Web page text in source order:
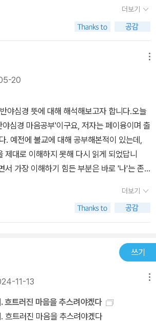
은 이 오온의 집합이기에 항상 변한다고 생
은 하나도 없고 오히려 오온들이 다 모이게 되
요.공(空)은 반야심경에서도 중요한 개념이
도 매우 중요한 개념이랍니다. 오온(五蘊)1.
서의 사람의 육신 전체2. 수온(受) - 감각을
락과 같은 감정의 감수작용3. 상온(想) - 느끼
는 표상이나 개념과 같은 취상작용4. 행온(行)
인 의지작용5. 식온(識) - 인식, 판단의 주관
널리 알려진 문구이자 반야심경에서 가장
, 공즉시색(色卽是空, 空卽是色)'을 볼 수 있
보이는 것이 존재하지 않는다는 의미가 아닌,
름 속에 변화되기에 존재에 미혹되지 말라는
고 벗어날 수 있다는 의미를 내포하고 있다고
나오는 '아제아제 바라아제 바라승아제 모지
같이 여겨졌는데 책에서도 진언, 주문이라고
불교에서의 주문은 부처와 부처만이 알 수
번역하면 알 듯 모를 듯한 의미밖에는 되지
알아보니 이 말은 산스끄리뜨어로 표기된 문
저도 조만간 페이융의 다른 불경 해석 책들도
스팅은 출판사로부터 도서를 제공받아직접
다.-
아니라 ‘평상심이 곧 도[平常心是道]’라는
이다. 호숫가 풍경을 감상하는
라.자아를 내세우지 않고 자신이 경험하는 모
떨어지고, 해가 떴다가 지고, 바람이 불고, 기러
사에서 책을 제공받아 쓴 리뷰입니다.
마음공부를 소중히 여기는 종교입니다. 번뇌를
외울 것이 아니라, 반야심경의 내용을 깊이 생
중요한 것이 아닐까요? ‘반야심경(般若心
‘초월적 혹은 오묘한 지혜의 정수’라 할 수
르침을 이해하고 싶은 분들은 페이융의 <반야
보길 권합니다. 불교의 정수에 대한 탁월한 설
문에 지금 눈앞에 보이는 것보다 보이지 않는
다. 즉, 나의 마음을 닦기 위해서 노력해야 한
것을 의미한다. 나의 사회적 지위, 다양한 모
기 위해서 노력하는 것을 말한다. “출가란 바
돌아가는 것, 즉 우리의 진실한 본래 모습으로
다. 다시 말해 우리가 몸담고 있는 현실은 그
물론 우리의 몸인 ‘색’은 끊임없이 변하는
재도 온갖 느낌을 갖고 있다. 앞서 언급한 나를
이 올라가고, 거울에 비친 내 모습이 멋져 보
것이다. 그러한 ‘느낌’을 무시할 수 없기 때
것이 전부가 아니다’라는 점이다. 우리가 존경
이나 물체도 그 모습이 전부가 아니라는 점을
우리의 눈에 보이지 않는 세포로 이루어진 존
것을 찾아야 한다. 이를 ‘수행’이라고 할 수
생을 일상생활 속에서 할 수 있다고 말한다.
감으로 느끼고 받아들이는 것(수온), 그리고 내
이미지(상온)를 믿지 말고 의심해야 한다고
것도 결국 ‘기호’이고, 이것은 사람들이 만든
, 의사, 변호사 등은 존경을 받는 지위고, 그
국의 대표 불경 연구가인 페이융으로 그는 현
지 않는 초월의 삶을 사는 지혜를 우리에게
다. 늘 불안하고 늘 걱정하고 늘 두려워하고
위한 책일 것이라는 기대감을 가지고책을 읽
8장의 반야심경을 외우면 마음이 강해진다까
있다. ​앞 부분에서는 반야심경에 대해서 설명
엇인지를 모르는 나와 같은 사람들에게 도움
경은 부처의 지혜가 가득한 경전으로 600권
경’의 핵심을 단 260자로 응축해 놓은 경전이
리말 반야심경도 수록되어 있다. 굴곡 많은
, 생활 속 근심 걱정 다스리는 법에서는 실제
게 도움이 될 만한 내용들이 실려있었다. 평소
많았는데내가 궁금했던 자신의 운명은 달라
7장과 8장에 제시되어 있는 것 같다. 과거나
요하다는 것은 알고 있어지만7장 부분을 읽고
것만큼 좋은 것은 없다는 것을 깨달았다. 고
하고 싶은 것을 하는 것 이것이야말로 현재를
리고 마지막 장에 반야심경을 외우면 마음이
있는데 나 역시 반야심경의 마지막 부분을 주
더보기
20
야심경 뜻에 대해 해석해보고자 합니다.오늘
심경 마음공부'이구요, 저자는 페이융이며 출
. 예전에 불교에 대해 공부해본적이 있는데,
제대로 이해하지 못해 다시 읽게 되었답니
서 가장 이해하기 힘든 부분은 바로 '나'는 존
때부터 과거의 업력에 의해 그리고 인연에 의
다라고 말합니다. 대체 이게 무슨 황당한 말
정신을 가지고 실제로 존재하는 사람인데,
에서는 이런 이야기를 합니다. 우리에게는 두
는데, 첫째: 자기 몸이 자신이라는 것이고, 둘
진실한 존재라는 것이다(p72) 즉 우리는 눈
존재하는 것이라고 생각하기 때문에 우리는
혀서 산다는 것입니다. 중요한 것은 우리가
더보기
쓰기
11-13
흐트러진 마음을 추스려야겠다
흐트러진 마음을 추스려야겠다